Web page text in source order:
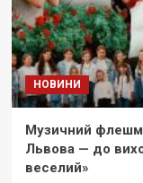
НОВИНИ
Музичний
Львова — до
веселий»